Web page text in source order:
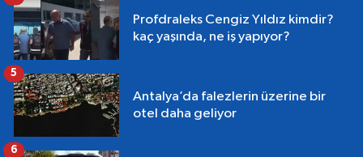
Profdraleks Cengiz Yıldız kimdir?
kaç yaşında, ne iş yapıyor?
Antalya’da falezlerin üzerine bir
otel daha geliyor
5
6